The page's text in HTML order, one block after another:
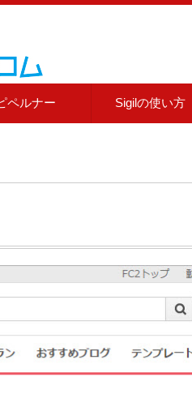
しています。電子書籍の出版方
ペルナー Sigilの使い方